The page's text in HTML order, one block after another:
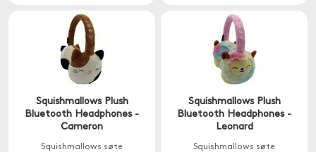
Squishmallows Plush
Bluetooth Headphones -
Cameron
Squishmallows søte
Squishmallows Plush
Bluetooth Headphones -
Leonard
Squishmallows søte